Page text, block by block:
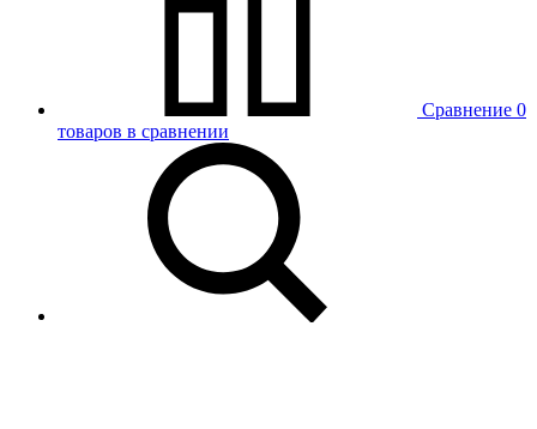
Сравнение 0
товаров в сравнении